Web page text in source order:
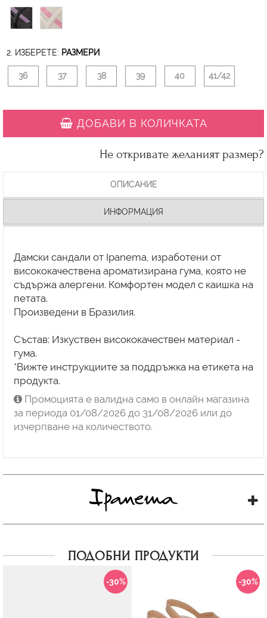
2. ИЗБЕРЕТЕ: РАЗМЕРИ
36 37 38 39 40 41/42
ДОБАВИ В КОЛИЧКАТА
Не откривате желаният размер?
ОПИСАНИЕ
ИНФОРМАЦИЯ
Дамски сандали от Ipanema, изработени от
висококачествена ароматизирана гума, която не
съдържа алергени. Комфортен модел с каишка на
петата.
Произведени в Бразилия.
Състав: Изкуствен висококачествен материал -
гума.
*Вижте инструкциите за поддръжка на етикета на
продукта.
Промоцията е валидна само в онлайн магазина
за периода 01/08/2026 до 31/08/2026 или до
изчерпване на количеството.
ПОДОБНИ ПРОДУКТИ
-30% -30%